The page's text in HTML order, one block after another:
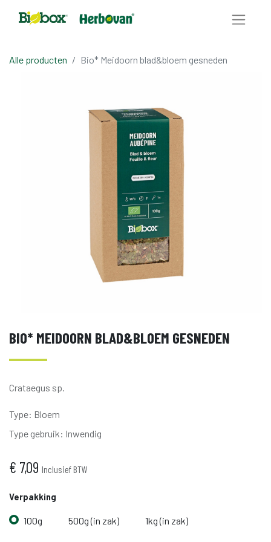
Alle producten Bio* Meidoorn blad&bloem gesneden
BIO* MEIDOORN BLAD&BLOEM GESNEDEN
Crataegus sp.
Type: Bloem
Type gebruik: Inwendig
€ 7,09 Inclusief BTW
Verpakking
100g 500g (in zak) 1kg (in zak)